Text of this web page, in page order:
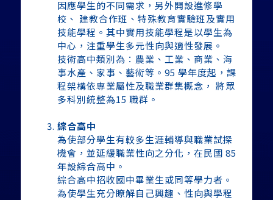
因應學生的不同需求，另外開設進修學
校、 建教合作班、特殊教育實驗班及實用
技能學程。其中實用技能學程是以學生為
中心，注重學生多元性向與適性發展。
技術高中類別為：農業、工業、商業、海
事水產、家事、藝術等。95 學年度起，課
程架構依專業屬性及職業群集概念， 將眾
多科別統整為15 職群。
綜合高中
為使部分學生有較多生涯輔導與職業試探
機會，並延緩職業性向之分化，在民國 85
年設綜合高中。
綜合高中招收國中畢業生或同等學力者。
為使學生充分瞭解自己興趣、性向與學程